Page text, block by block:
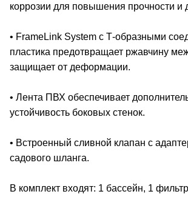
коррозии для повышения прочности и
• FrameLink System с Т-образными
пластика предотвращает ржавчину
защищает от деформации.
• Лента ПВХ обеспечивает
устойчивость боковых стенок.
• Встроенный сливной клапан с
садового шланга.
В комплект входят: 1 бассейн, 1